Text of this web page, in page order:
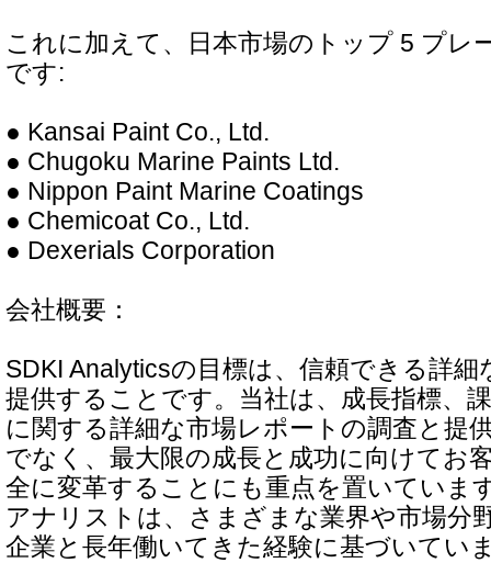
これに加えて、日本市場のトップ 5 プレ
です:
● Kansai Paint Co., Ltd.
● Chugoku Marine Paints Ltd.
● Nippon Paint Marine Coatings
● Chemicoat Co., Ltd.
● Dexerials Corporation
会社概要：
SDKI Analyticsの目標は、信頼できる詳細
提供することです。当社は、成長指標、
に関する詳細な市場レポートの調査と提
でなく、最大限の成長と成功に向けてお
全に変革することにも重点を置いていま
アナリストは、さまざまな業界や市場分
企業と長年働いてきた経験に基づいてい